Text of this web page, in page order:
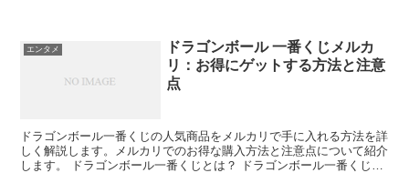
エンタメ
ドラゴンボール 一番くじメルカ
リ：お得にゲットする方法と注意
点
ドラゴンボール一番くじの人気商品をメルカリで手に入れる方法を詳
しく解説します。メルカリでのお得な購入方法と注意点について紹介
します。 ドラゴンボール一番くじとは？ ドラゴンボール一番くじ